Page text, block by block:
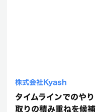
株式会社Kyash
タイムラインでのやり
取りの積み重ねを候補